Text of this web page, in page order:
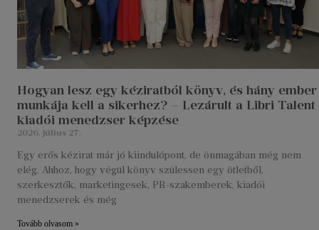
Hogyan lesz egy kéziratból könyv, és hány ember
munkája kell a sikerhez? – Lezárult a Libri Talent
kiadói menedzser képzése
2026. július 27.
Egy erős kézirat már jó kiindulópont, de önmagában még nem
elég. Ahhoz, hogy végül könyv szülessen egy ötletből,
szerkesztők, marketingesek, PR-szakemberek, kiadói
menedzserek és még
Tovább olvasom »